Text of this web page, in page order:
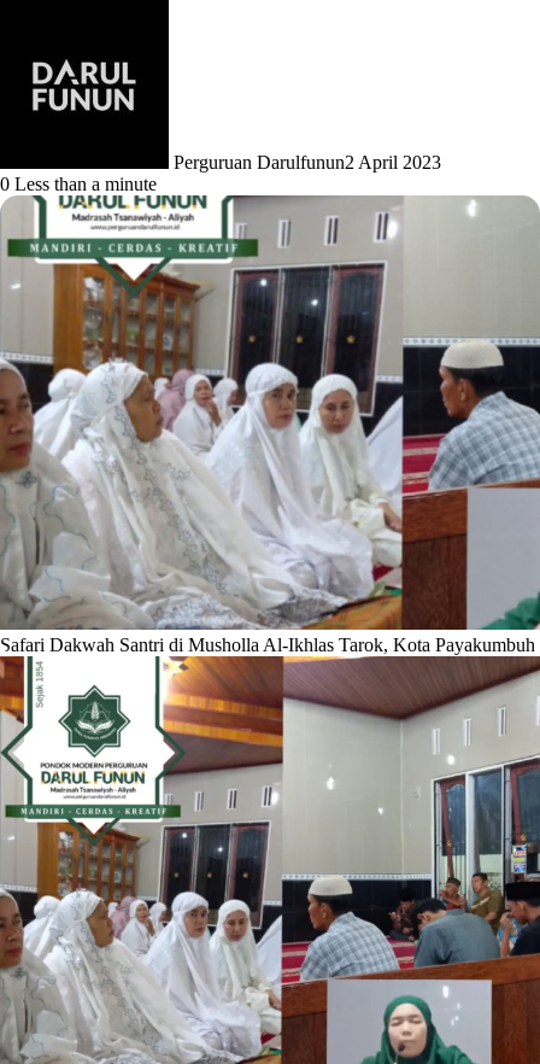
Perguruan Darulfunun2 April 2023
0 Less than a minute
Safari Dakwah Santri di Musholla Al-Ikhlas Tarok, Kota Payakumbuh